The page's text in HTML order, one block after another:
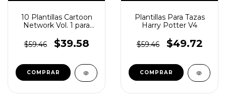
10 Plantillas Cartoon
Network Vol. 1 para
$59.46
$39.58
Plantillas Para Tazas
Harry Potter V4
$59.46 $49.72